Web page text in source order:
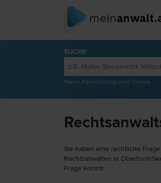
SUCHE
Name, Fachrichtung oder Thema
Sie haben eine rechtliche
Rechtsanwälten in Obertrum/
Frage kommt.